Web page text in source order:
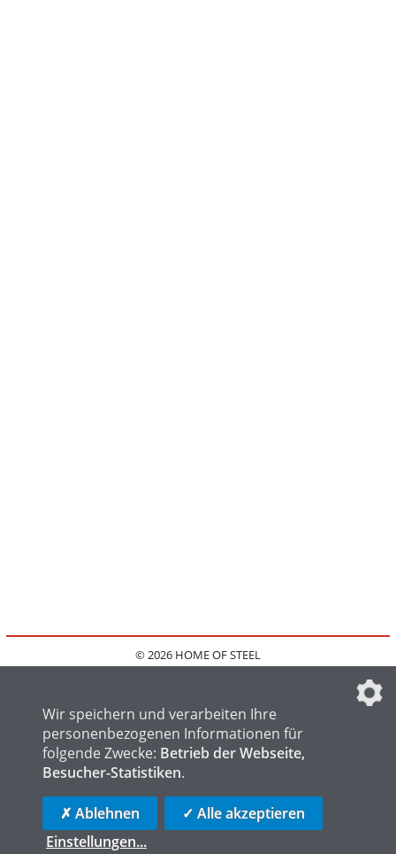
© 2026 HOME OF STEEL
IMPRESSUM
FAQ
DATENSCHUTZEINSTELLUNGEN
HOME OF LOGISTICS
Wir speichern und verarbeiten Ihre
personenbezogenen Informationen für
folgende Zwecke: Betrieb der Webseite,
Besucher-Statistiken.
✗ Ablehnen
✓ Alle akzeptieren
Einstellungen...